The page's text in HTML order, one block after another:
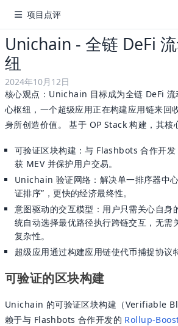
项目点评
Unichain - 全链 DeFi
纽
2024年10月12日
核心观点：Unichain 目标成为全链 DeFi 流
心枢纽，一个超级应用正在构建应用链来回
身所创造价值。 基于 OP Stack 构建，其核
可验证区块构建：与 Flashbots 合作开发
获 MEV 并保护用户交易。
Unichain 验证网络：解决单一排序器中
证排序”，更快的经济最终性。
意图驱动的交互模型：用户只需关心自身
统自动选择最优路径执行跨链交互，无需
复杂性。
超级应用通过构建应用链使代币捕捉协议
可验证的区块构建
Unichain 的可验证区块构建（Verifiable
赖于与 Flashbots 合作开发的 Rollup-